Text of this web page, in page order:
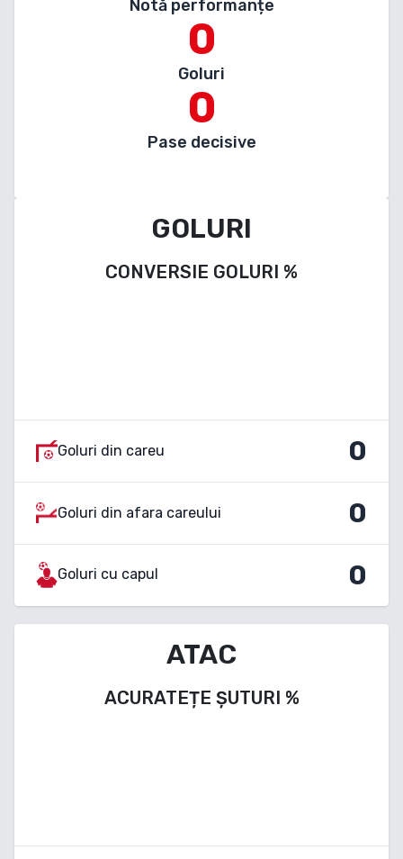
Notă performanțe
0
Goluri
0
Pase decisive
GOLURI
CONVERSIE GOLURI %
Goluri din careu 0
Goluri din afara careului 0
Goluri cu capul 0
ATAC
ACURATEȚE ȘUTURI %